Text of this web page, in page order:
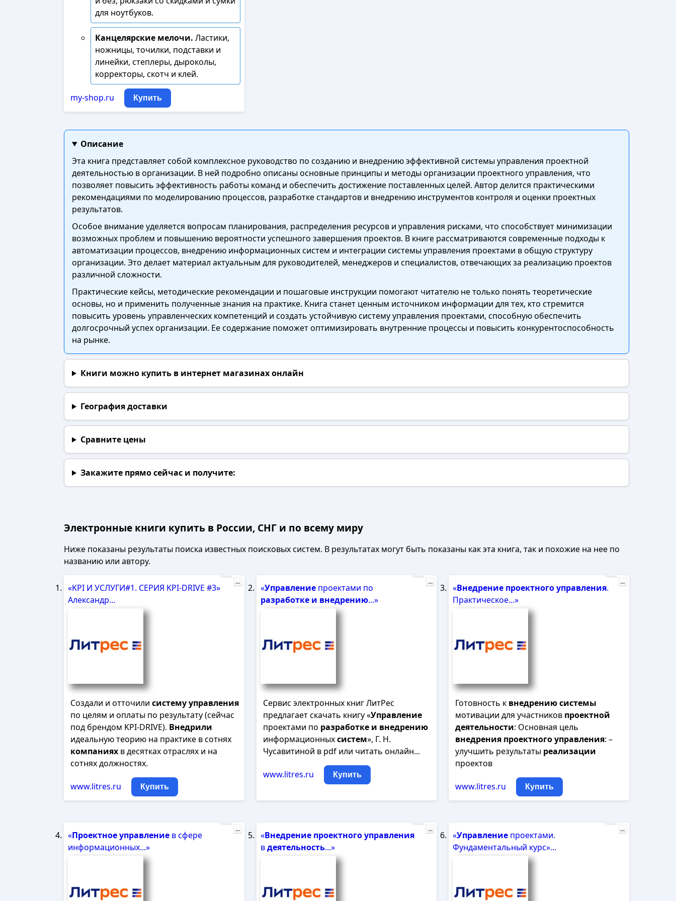
для ноутбуков.
Канцелярские мелочи. Ластики,
ножницы, точилки, подставки и
линейки, степлеры, дыроколы,
корректоры, скотч и клей.
my-shop.ru Купить
Описание
Эта книга представляет собой комплексное руководство по созданию и внедрению эффективной системы управления проектной
деятельностью в организации. В ней подробно описаны основные принципы и методы организации проектного управления, что
позволяет повысить эффективность работы команд и обеспечить достижение поставленных целей. Автор делится практическими
рекомендациями по моделированию процессов, разработке стандартов и внедрению инструментов контроля и оценки проектных
результатов.
Особое внимание уделяется вопросам планирования, распределения ресурсов и управления рисками, что способствует минимизации
возможных проблем и повышению вероятности успешного завершения проектов. В книге рассматриваются современные подходы к
автоматизации процессов, внедрению информационных систем и интеграции системы управления проектами в общую структуру
организации. Это делает материал актуальным для руководителей, менеджеров и специалистов, отвечающих за реализацию проектов
различной сложности.
Практические кейсы, методические рекомендации и пошаговые инструкции помогают читателю не только понять теоретические
основы, но и применить полученные знания на практике. Книга станет ценным источником информации для тех, кто стремится
повысить уровень управленческих компетенций и создать устойчивую систему управления проектами, способную обеспечить
долгосрочный успех организации. Ее содержание поможет оптимизировать внутренние процессы и повысить конкурентоспособность
на рынке.
Книги можно купить в интернет магазинах онлайн
География доставки
Сравните цены
Закажите прямо сейчаси получите:
Электронные книги купить в России, СНГ и по всему миру
Ниже показаны результаты поиска известных поисковых систем. В результатах могут быть показаны как эта книга, так и похожие на нее по
названию или автору.
«KPI И УСЛУГИ#1. СЕРИЯ KPI-DRIVE #3»
Александр...
Создали и отточили системууправления
по целям и оплаты по результату (сейчас
под брендом KPI-DRIVE). Внедрили
идеальную теорию на практике в сотнях
компаниях в десятках отраслях и на
сотнях должностях.
www.litres.ru Купить
Реклама
...
«Управлениепроектами по
разработке и внедрению...»
Сервис электронных книг ЛитРес
предлагает скачать книгу «Управление
проектами по разработке и внедрению
информационныхсистем», Г. Н.
Чусавитиной в pdf или читать онлайн...
www.litres.ru Купить
Реклама
...
«Внедрение проектногоуправления.
Практическое...»
Готовность к внедрениюсистемы
мотивации для участников проектной
деятельности: Основная цель
внедрения проектногоуправления: –
улучшить результаты реализации
проектов
www.litres.ru Купить
Реклама
...
«Проектноеуправление в сфере
информационных...»
Реклама
...
«Внедрение проектногоуправления
вдеятельность...»
Реклама
...
«Управление проектами.
Фундаментальный курс»...
Реклама
...